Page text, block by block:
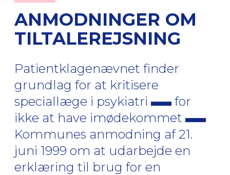
ANMODNINGER OM
TILTALEREJSNING
Patientklagenævnet finder
grundlag for at kritisere
speciallæge i psykiatri
for
ikke at have imødekommet
Kommunes anmodning af 21.
juni 1999 om at udarbejde en
erklæring til brug for en